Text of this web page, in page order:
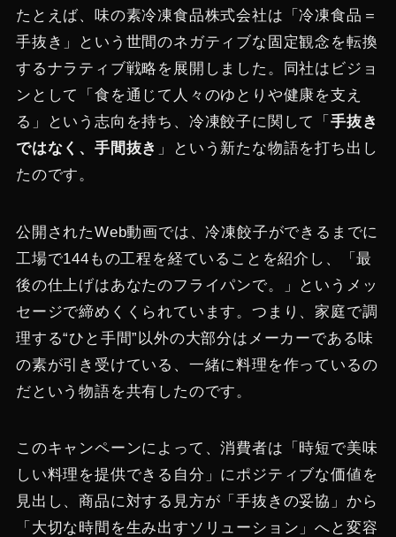
たとえば、味の素冷凍食品株式会社は「冷凍食品＝
手抜き」という世間のネガティブな固定観念を転換
するナラティブ戦略を展開しました。同社はビジョ
ンとして「食を通じて人々のゆとりや健康を支え
る」という志向を持ち、冷凍餃子に関して「手抜き
ではなく、手間抜き 」という新たな物語を打ち出し
たのです。​
公開されたWeb動画では、冷凍餃子ができるまでに
工場で144もの工程を経ていることを紹介し、「最
後の仕上げはあなたのフライパンで。」というメッ
セージで締めくくられています​。つまり、家庭で調
理する“ひと手間”以外の大部分はメーカーである味
の素が引き受けている、一緒に料理を作っているの
だという物語を共有したのです。
このキャンペーンによって、消費者は「時短で美味
しい料理を提供できる自分」にポジティブな価値を
見出し、商品に対する見方が「手抜きの妥協」から
「大切な時間を生み出すソリューション」へと変容